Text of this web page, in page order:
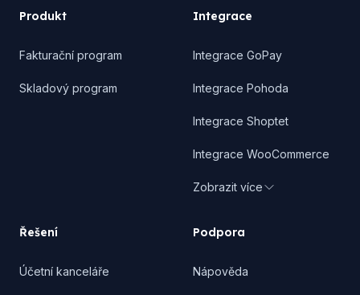
Produkt
Fakturační program
Skladový program
Integrace
Integrace GoPay
Integrace Pohoda
Integrace Shoptet
Integrace WooCommerce
Zobrazit více
Řešení
Účetní kanceláře
Podpora
Nápověda